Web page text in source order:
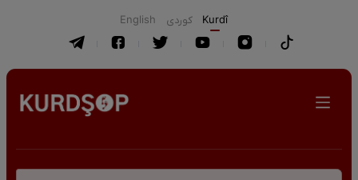
English كوردی Kurdî